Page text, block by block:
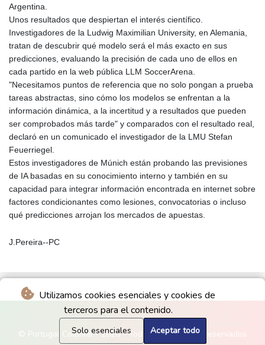
Utilizamos cookies esenciales y cookies de
terceros para el contenido.
Solo esenciales Aceptar todo
Argentina.
Unos resultados que despiertan el interés científico.
Investigadores de la Ludwig Maximilian University, en Alemania,
tratan de descubrir qué modelo será el más exacto en sus
predicciones, evaluando la precisión de cada uno de ellos en
cada partido en la web pública LLM SoccerArena.
"Necesitamos puntos de referencia que no solo pongan a prueba
tareas abstractas, sino cómo los modelos se enfrentan a la
información dinámica, a la incertitud y a resultados que pueden
ser comprobados más tarde" y comparados con el resultado real,
declaró en un comunicado el investigador de la LMU Stefan
Feuerriegel.
Estos investigadores de Múnich están probando las previsiones
de IA basadas en su conocimiento interno y también en su
capacidad para integrar información encontrada en internet sobre
factores condicionantes como lesiones, convocatorias o incluso
qué predicciones arrojan los mercados de apuestas.
J.Pereira--PC
© Portugal Colonial - 2026 - Todos los derechos reservados